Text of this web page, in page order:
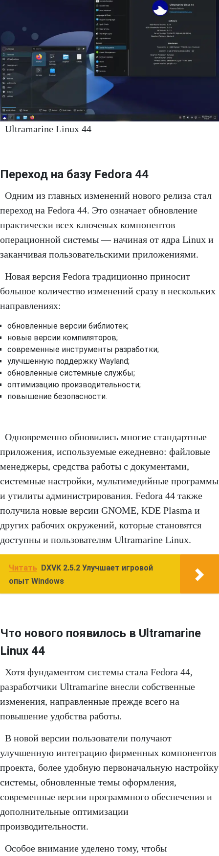
Ultramarine Linux 44
Переход на базу Fedora 44
Одним из главных изменений нового релиза стал
переход на Fedora 44. Это означает обновление
практически всех ключевых компонентов
операционной системы — начиная от ядра Linux и
заканчивая пользовательскими приложениями.
Новая версия Fedora традиционно приносит
большое количество изменений сразу в нескольких
направлениях:
обновленные версии библиотек;
новые версии компиляторов;
современные инструменты разработки;
улучшенную поддержку Wayland;
обновленные системные службы;
оптимизацию производительности;
повышение безопасности.
Одновременно обновились многие стандартные
приложения, используемые ежедневно: файловые
менеджеры, средства работы с документами,
системные настройки, мультимедийные программы
и утилиты администрирования. Fedora 44 также
получила новые версии GNOME, KDE Plasma и
других рабочих окружений, которые становятся
доступны и пользователям Ultramarine Linux.
Читать
DXVK 2.5.2 Улучшает игровой
опыт Windows
Что нового появилось в Ultramarine
Linux 44
Хотя фундаментом системы стала Fedora 44,
разработчики Ultramarine внесли собственные
изменения, направленные прежде всего на
повышение удобства работы.
В новой версии пользователи получают
улучшенную интеграцию фирменных компонентов
проекта, более удобную первоначальную настройку
системы, обновленные темы оформления,
современные версии программного обеспечения и
дополнительные оптимизации
производительности.
Особое внимание уделено тому, чтобы